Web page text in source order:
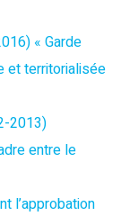
« Garde
et territorialisée
2013)
entre le
l’approbation